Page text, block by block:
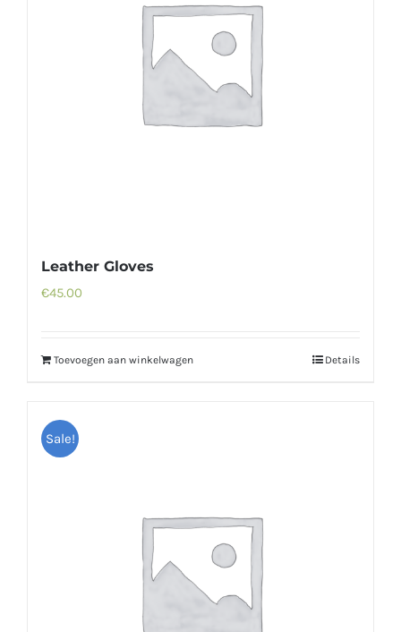
Leather Gloves
€45.00
Toevoegen aan winkelwagen Details
Sale!